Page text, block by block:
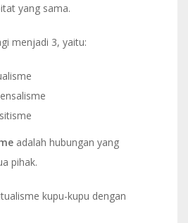
yang sama.
menjadi 3, yaitu:
adalah hubungan yang
pihak.
kupu-kupu dengan